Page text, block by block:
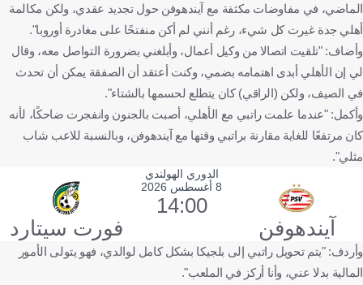
الماضي، في مفاوضات مكثفة مع آيندهوفن حول تجديد عقدي، ولكن مكالمة
أهلي جدة غيرت كل شيء، رغم أنني لم أكن منفتحًا على مغادرة أوروبا".
وأضاف: "تلقيت اتصالا من وكيل أعمال، وأبلغني بضرورة التواصل معه، وقال
لي إن الأهلي أبدى اهتمامه بضمي، وكنت أعتقد أن الصفقة يمكن أن تحدث
في الصيف، ولكن (الراقي) كان يتطلع لحسمها بالشتاء".
وأكمل: "عندما علمت راتبي مع الأهلي، أصبت بالجنون وانفجرت ضاحكًا، لأنه
كان مرتفعًا للغاية مقارنة براتبي وقتها مع آيندهوفن، وبالنسبة للاعب شاب
مثلي".
الدوري الهولندي
آيندهوفن
8 أغسطس 2026
14:00
فورت سيتارد
وأردف: "يتم تحويل راتبي إلى بلجيكا بشكل كامل لوالدي، فهو يتولى الأمور
المالية بدلا عني، وأنا أركز في الملعب".